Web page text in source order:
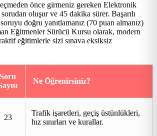
önce girmeniz gereken Elektronik
oluşur ve 45 dakika sürer. Başarılı
doğru yanıtlamanız (70 puan almanız)
Eğitmenler Sürücü Kursu olarak, modern
eğitimlerle sizi sınava eksiksiz
Soru
Ne Öğrenirsiniz?
23
Trafik işaretleri, geçiş üstünlükleri,
hız sınırları ve kurallar.